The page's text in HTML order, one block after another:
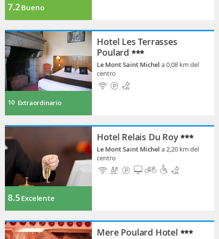
7.2Bueno
10 Extraordinario
Hotel Les Terrasses
Poulard
Le Mont Saint Michela 0,08 km del
centro
8.5Excelente
Hotel Relais Du Roy
Le Mont Saint Michela 2,20 km del
centro
Mere Poulard Hotel